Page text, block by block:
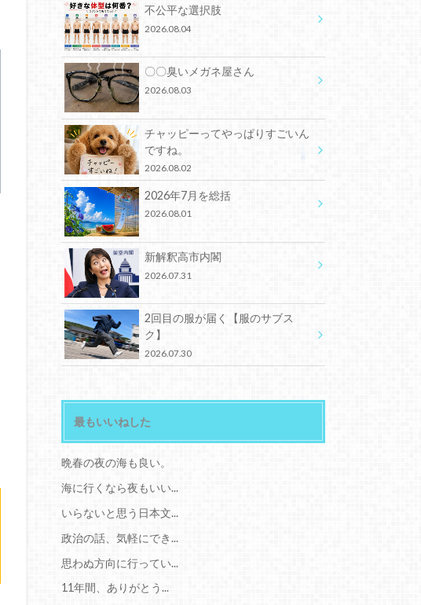
不公平な選択肢
2026.08.04
〇〇臭いメガネ屋さん
2026.08.03
チャッピーってやっぱりすごいん
ですね。
2026.08.02
2026年7月を総括
2026.08.01
新解釈高市内閣
2026.07.31
2回目の服が届く【服のサブス
ク】
2026.07.30
最もいいねした
晩春の夜の海も良い。
海に行くなら夜もいい...
いらないと思う日本文...
政治の話、気軽にでき...
思わぬ方向に行ってい...
11年間、ありがとう...